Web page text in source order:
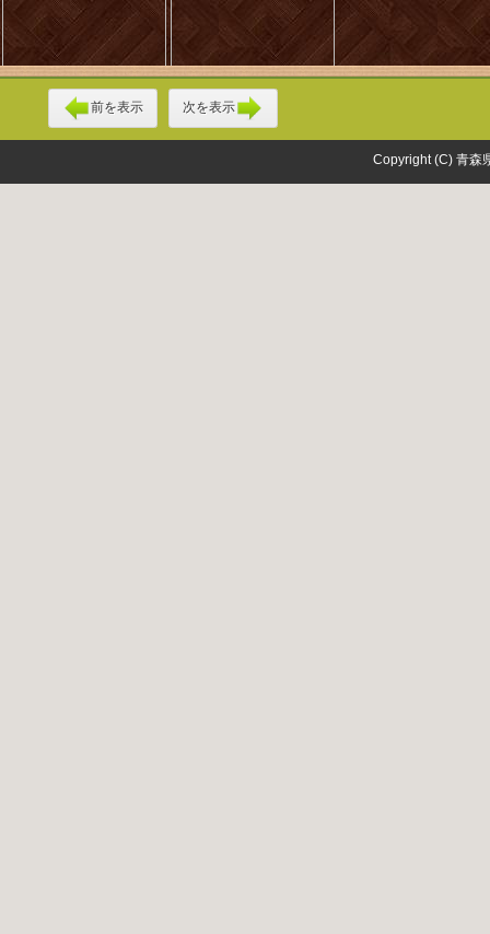
前を表示 次を表示
Copyright (C) 青森